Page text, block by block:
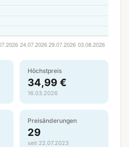
Höchstpreis
34,99 €
16.03.2026
Preisänderungen
29
seit 22.07.2023